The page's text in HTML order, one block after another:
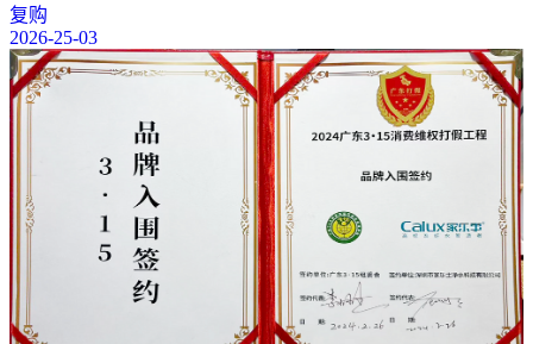
复购
2026-25-03